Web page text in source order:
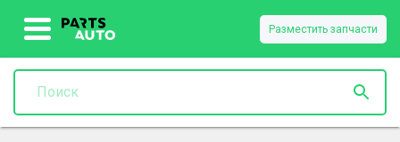
Разместить запчасти